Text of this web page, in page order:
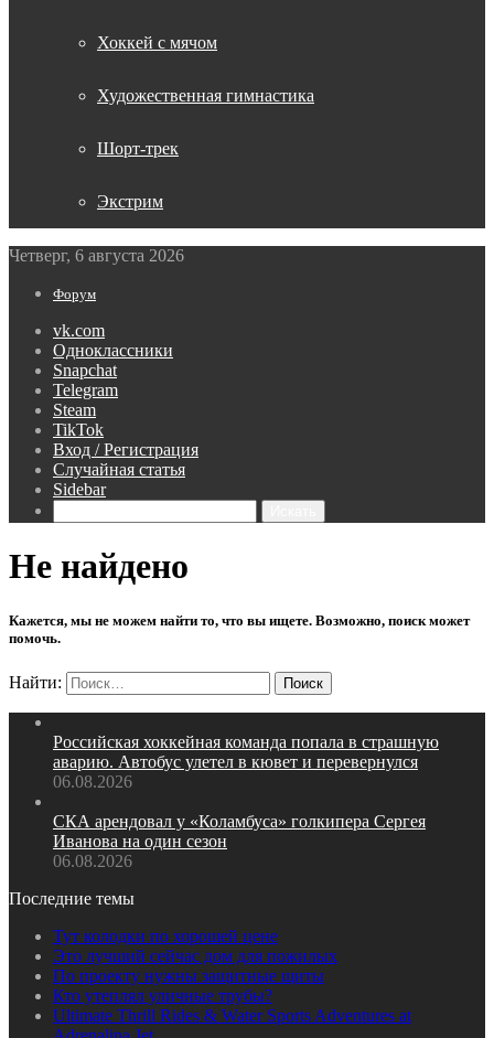
Хоккей с мячом
Художественная гимнастика
Шорт-трек
Экстрим
Четверг, 6 августа 2026
Форум
vk.com
Одноклассники
Snapchat
Telegram
Steam
TikTok
Вход / Регистрация
Случайная статья
Sidebar
Не найдено
Кажется, мы не можем найти то, что вы ищете. Возможно, поиск может
помочь.
Найти:
Российская хоккейная команда попала в страшную
аварию. Автобус улетел в кювет и перевернулся
06.08.2026
СКА арендовал у «Коламбуса» голкипера Сергея
Иванова на один сезон
06.08.2026
Последние темы
Тут колодки по хорошей цене
Это лучший сейчас дом для пожилых
По проекту нужны защитные щиты
Кто утеплял уличные трубы?
Ultimate Thrill Rides & Water Sports Adventures at